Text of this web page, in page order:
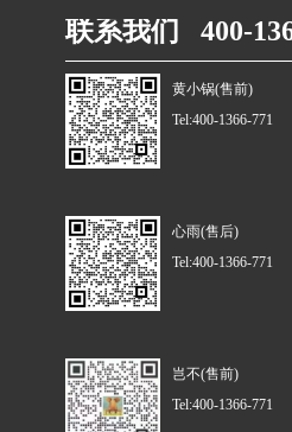
联系我们 400-
黄小锅(售前)
Tel:400-1366-771
心雨(售后)
Tel:400-1366-771
岂不(售前)
Tel:400-1366-771